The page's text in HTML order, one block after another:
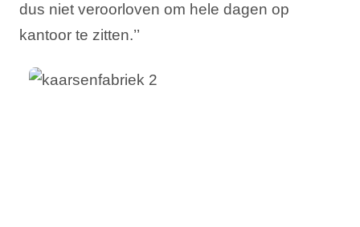
dus niet veroorloven om hele dagen op
kantoor te zitten.’’